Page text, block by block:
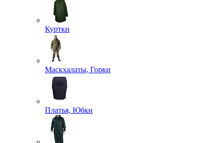
Куртки
Маскхалаты, Горки
Платья, Юбки